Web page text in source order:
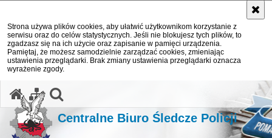
Strona używa plików cookies, aby ułatwić użytkownikom korzystanie z
serwisu oraz do celów statystycznych. Jeśli nie blokujesz tych plików, to
zgadzasz się na ich użycie oraz zapisanie w pamięci urządzenia.
Pamiętaj, że możesz samodzielnie zarządzać cookies, zmieniając
ustawienia przeglądarki. Brak zmiany ustawienia przeglądarki oznacza
wyrażenie zgody.
Centralne Biuro Śledcze Policji